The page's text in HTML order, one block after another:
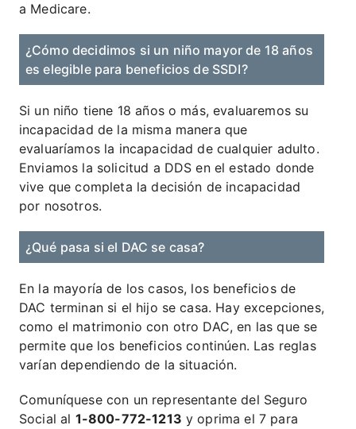
a Medicare.
¿Cómo decidimos si un niño mayor de 18 años
es elegible para beneficios de SSDI?
Si un niño tiene 18 años o más, evaluaremos su
incapacidad de la misma manera que
evaluaríamos la incapacidad de cualquier adulto.
Enviamos la solicitud a DDS en el estado donde
vive que completa la decisión de incapacidad
por nosotros.
¿Qué pasa si el DAC se casa?
En la mayoría de los casos, los beneficios de
DAC terminan si el hijo se casa. Hay excepciones,
como el matrimonio con otro DAC, en las que se
permite que los beneficios continúen. Las reglas
varían dependiendo de la situación.
Comuníquese con un representante del Seguro
Social al 1-800-772-1213 y oprima el 7 para